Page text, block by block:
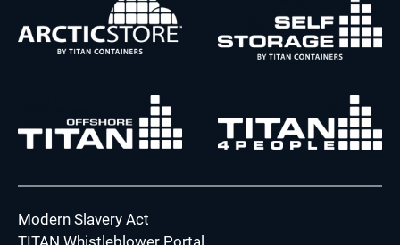
Modern Slavery Act
TITAN Whistleblower Portal